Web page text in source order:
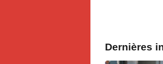
Dernières